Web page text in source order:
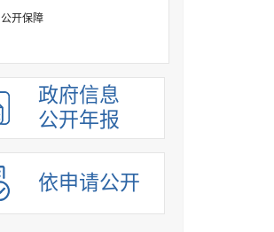
公开保障
政府信息
公开年报
依申请公开